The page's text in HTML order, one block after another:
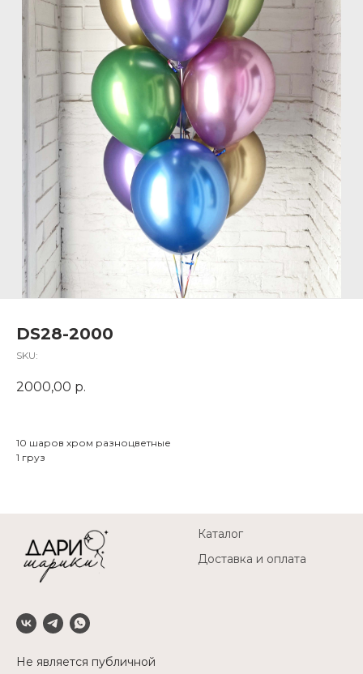
DS28-2000
SKU:
2000,00 р.
10 шаров хром разноцветные
1 груз
Не является публичной
Каталог
Доставка и оплата